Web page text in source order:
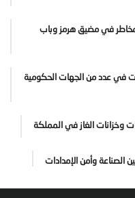
في مضيق هرمز وباب
في عدد من الجهات الحكومية
وخزانات الغاز في المملكة
الصناعة وأمن الإمدادات